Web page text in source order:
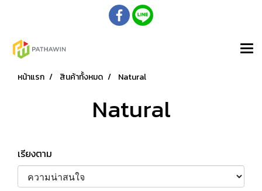
หน้าแรก สินค้าทั้งหมด Natural
Natural
เรียงตาม